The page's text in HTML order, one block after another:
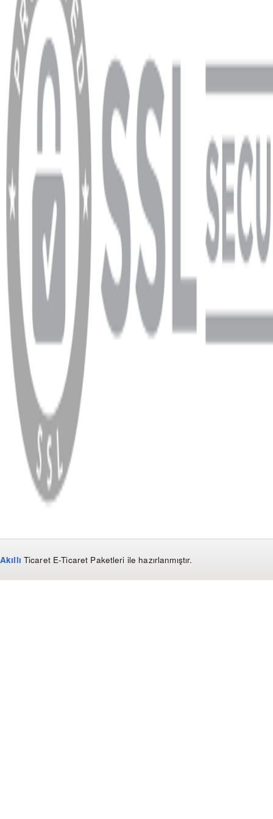
Hesabım
Sipariş Sorgulama
Banka Hesap Bilgileri
YARDIM VE DESTEK
Ödeme ve Teslimat Şartları
Garanti ve İade Şartları
info@dukkanhifi.com
0850 441 40 44
info@dukkanhifi.com 0850 441 40 44
Çalışma Saatleri: Pazartesi - Cuma 09:30 - 19:30, Cumartesi 10:00 - 18:00
WhatsApp Facebook
Copyright
2026 Dükkan Hifi
Akıllı Ticaret E-Ticaret Paketleri ile hazırlanmıştır.